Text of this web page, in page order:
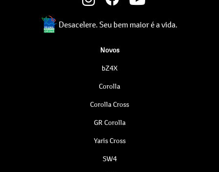
Desacelere. Seu bem maior é a vida.
Novos
bZ4X
Corolla
Corolla Cross
GR Corolla
Yaris Cross
SW4